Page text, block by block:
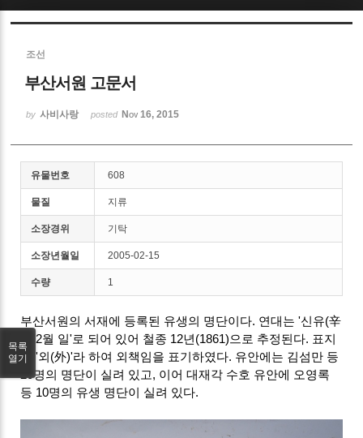
조선
부산서원 고문서
by 사비사랑 posted Nov 16, 2015
유물번호 608
물질 지류
소장경위 기탁
소장년월일 2005-02-15
수량 1
부산서원의 서재에 등록된 유생의 명단이다. 연대는 '신유(辛
酉 2월 일'로 되어 있어 철종 12년(1861)으로 추정된다. 표지
에 '외(外)'라 하여 외책임을 표기하였다. 유안에는 김섬만 등
20명의 명단이 실려 있고, 이어 대재각 수호 유안에 오영록
등 10명의 유생 명단이 실려 있다.
목록
열기
Sketchbook5, 스케치북5
Sketchbook5, 스케치북5